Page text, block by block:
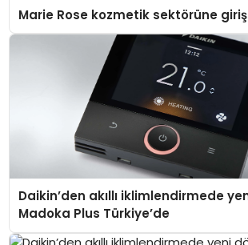
Marie Rose kozmetik sektörüne
Daikin’den akıllı iklimlendirmede
Madoka Plus Türkiye’de